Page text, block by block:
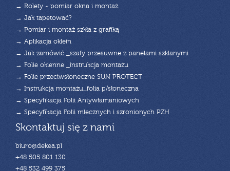
→ Rolety - pomiar okna i montaż
→ Jak tapetować?
→ Pomiar i montaż szkła z grafiką
→ Aplikacja oklein
→ Jak zamówić _szafy przesuwne z panelami szklanymi
→ Folie okienne _instrukcja montażu
→ Folie przeciwsłoneczne SUN PROTECT
→ Instrukcja montażu_folia p/słoneczna
→ Specyfikacja Folii Antywłamaniowych
→ Specyfikacja Folii mlecznych i szronionych PZH
Skontaktuj się z nami
biuro@dekea.pl
+48 505 801 130
+48 532 499 375